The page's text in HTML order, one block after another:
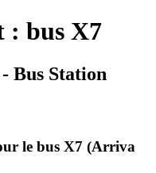
: bus X7
Bus Station
le bus X7 (Arriva